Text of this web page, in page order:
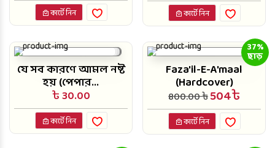
কার্টে নিন কার্টে নিন
যে সব কারণে আমল নষ্ট
হয় (পেপার...
৳ 30.00
কার্টে নিন
37%
ছাড়
Faza'il-E-A'maal
(Hardcover)
800.00 ৳504৳
কার্টে নিন